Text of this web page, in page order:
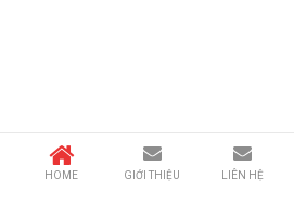
HOME GIỚI THIỆU LIÊN HỆ